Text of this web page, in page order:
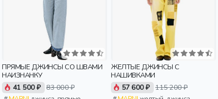
ПРЯМЫЕ ДЖИНСЫ СО ШВАМИ
НАИЗНАНКУ
41 500 ₽ 83 000 ₽
ЖЕЛТЫЕ ДЖИНСЫ С
НАШИВКАМИ
57 600 ₽ 115 200 ₽